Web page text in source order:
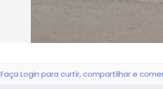
Faça Login para curtir, compartilhar e